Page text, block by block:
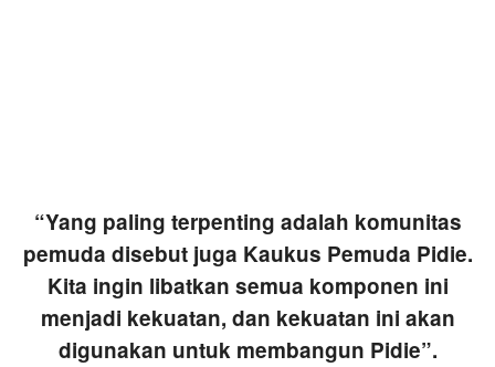
“Yang paling terpenting adalah komunitas
pemuda disebut juga Kaukus Pemuda Pidie.
Kita ingin libatkan semua komponen ini
menjadi kekuatan, dan kekuatan ini akan
digunakan untuk membangun Pidie”.